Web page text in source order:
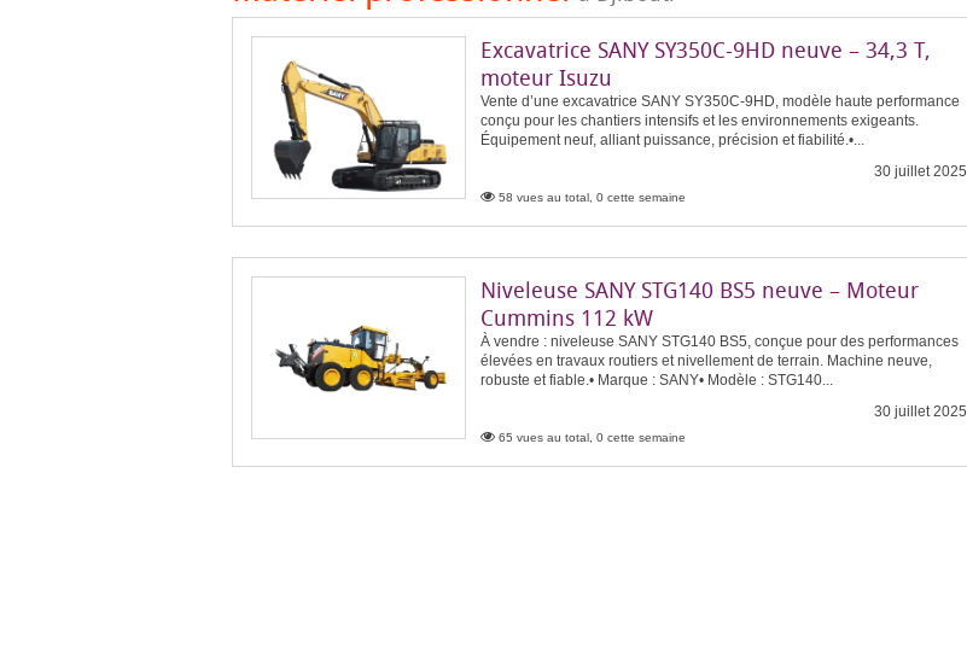
Excavatrice SANY SY350C-9HD neuve – 34,3 T,
moteur Isuzu
Vente d’une excavatrice SANY SY350C-9HD, modèle haute performance
conçu pour les chantiers intensifs et les environnements exigeants.
Équipement neuf, alliant puissance, précision et fiabilité.•...
30 juillet 2025
58 vues au total, 0 cette semaine
Niveleuse SANY STG140 BS5 neuve – Moteur
Cummins 112 kW
À vendre : niveleuse SANY STG140 BS5, conçue pour des performances
élevées en travaux routiers et nivellement de terrain. Machine neuve,
robuste et fiable.• Marque : SANY• Modèle : STG140...
30 juillet 2025
65 vues au total, 0 cette semaine